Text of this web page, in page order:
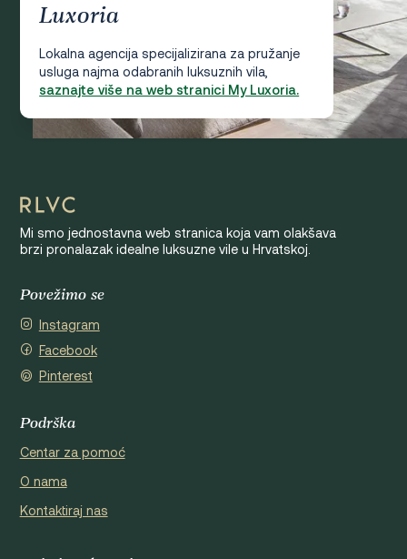
Luxoria
Lokalna agencija specijalizirana za pružanje
usluga najma odabranih luksuznih vila,
saznajte više na web stranici My Luxoria.
Mi smo jednostavna web stranica koja vam olakšava
brzi pronalazak idealne luksuzne vile u Hrvatskoj.
Povežimo se
Instagram
Facebook
Pinterest
Podrška
Centar za pomoć
O nama
Kontaktiraj nas